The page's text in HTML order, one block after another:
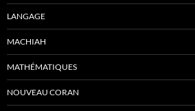
LANGAGE
MACHIAH
MATHÉMATIQUES
NOUVEAU CORAN